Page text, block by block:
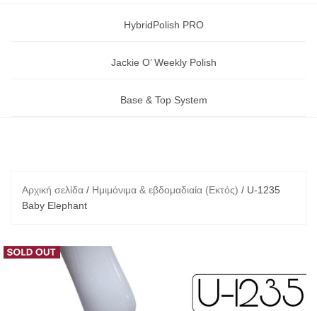
HybridPolish PRO
Jackie O’ Weekly Polish
Base & Top System
Αρχική σελίδα / Ημιμόνιμα & εβδομαδιαία (Εκτός) / U-1235
Baby Elephant